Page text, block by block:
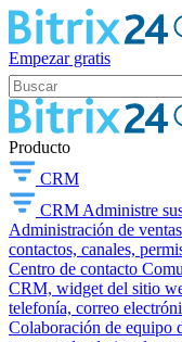
Empezar gratis
Producto
CRM
CRM Administre
Administración de ventas
contactos, canales,
Centro de contacto
CRM, widget del sitio
telefonía, correo
Colaboración de equipo